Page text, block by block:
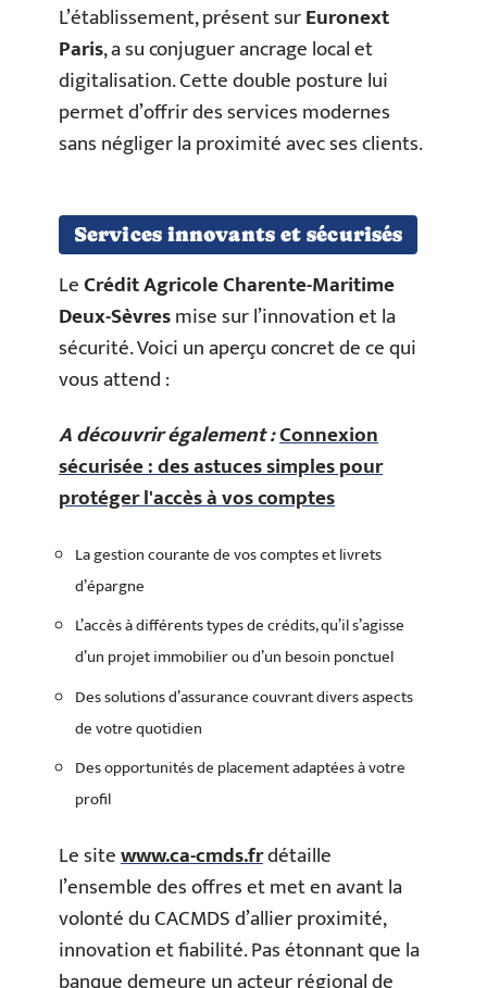
L’établissement, présent surEuronext
Paris, a su conjuguer ancrage local et
digitalisation. Cette double posture lui
permet d’offrir des services modernes
sans négliger la proximité avec ses clients.
Services innovants et sécurisés
LeCrédit Agricole Charente-Maritime
Deux-Sèvresmise sur l’innovation et la
sécurité. Voici un aperçu concret de ce qui
vous attend :
A découvrir également :Connexion
sécurisée : des astuces simples pour
protéger l'accès à vos comptes
La gestion courante de vos comptes et livrets
d’épargne
L’accès à différents types de crédits, qu’il s’agisse
d’un projet immobilier ou d’un besoin ponctuel
Des solutions d’assurance couvrant divers aspects
de votre quotidien
Des opportunités de placement adaptées à votre
profil
Le sitewww.ca-cmds.frdétaille
l’ensemble des offres et met en avant la
volonté du CACMDS d’allier proximité,
innovation et fiabilité. Pas étonnant que la